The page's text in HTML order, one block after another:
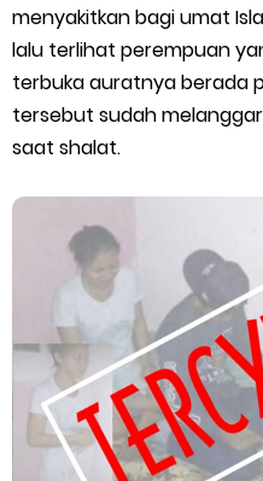
Cara Transfer Gopay ke
Cara Ping Server
Cara Menghubungi CS
DNS Server Gojek Driver
Server Gojek Terbaru
menyakitkan bagi umat
lalu terlihat perempuan
terbuka auratnya berada
tersebut sudah
saat shalat.